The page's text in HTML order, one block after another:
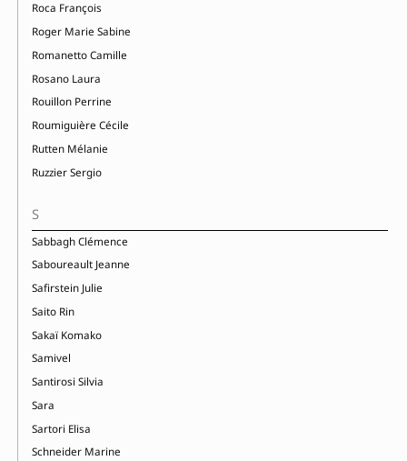
Roca François
Roger Marie Sabine
Romanetto Camille
Rosano Laura
Rouillon Perrine
Roumiguière Cécile
Rutten Mélanie
Ruzzier Sergio
S
Sabbagh Clémence
Saboureault Jeanne
Safirstein Julie
Saito Rin
Sakaï Komako
Samivel
Santirosi Silvia
Sara
Sartori Elisa
Schneider Marine